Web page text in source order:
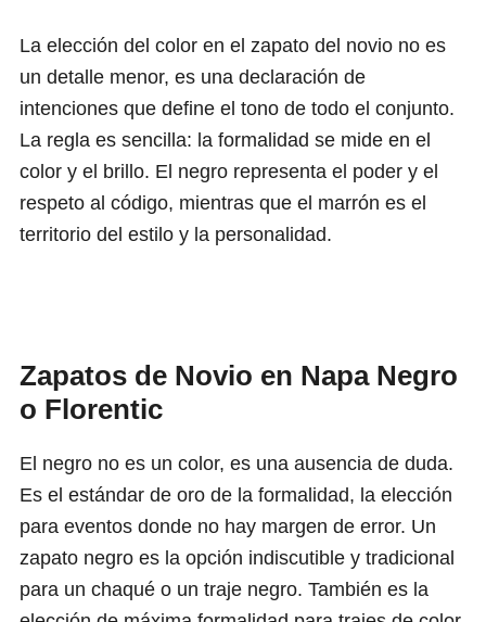
La elección del color en el zapato del novio no es
un detalle menor, es una declaración de
intenciones que define el tono de todo el conjunto.
La regla es sencilla: la formalidad se mide en el
color y el brillo. El negro representa el poder y el
respeto al código, mientras que el marrón es el
territorio del estilo y la personalidad.
Zapatos de Novio en Napa Negro
o Florentic
El negro no es un color, es una ausencia de duda.
Es el estándar de oro de la formalidad, la elección
para eventos donde no hay margen de error. Un
zapato negro es la opción indiscutible y tradicional
para un chaqué o un traje negro. También es la